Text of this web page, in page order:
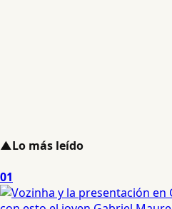
▲Lo más leído
01